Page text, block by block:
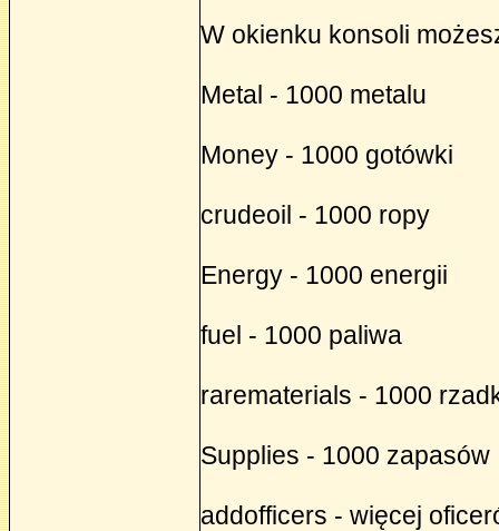
W okienku konsoli
Metal - 1000 metalu
Money - 1000 gotówki
crudeoil - 1000 ropy
Energy - 1000 energii
fuel - 1000 paliwa
rarematerials - 1000
Supplies - 1000 zapasów
addofficers - więcej